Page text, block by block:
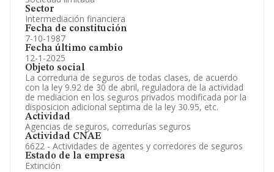
Sector
Intermediación financiera
Fecha de constitución
7-10-1987
Fecha último cambio
12-1-2025
Objeto social
La correduria de seguros de todas clases, de acuerdo
con la ley 9.92 de 30 de abril, reguladora de la actividad
de mediacion en los seguros privados modificada por la
disposicion adicional septima de la ley 30.95, etc.
Actividad
Agencias de seguros, corredurías seguros
Actividad CNAE
6622 - Actividades de agentes y corredores de seguros
Estado de la empresa
Extinción